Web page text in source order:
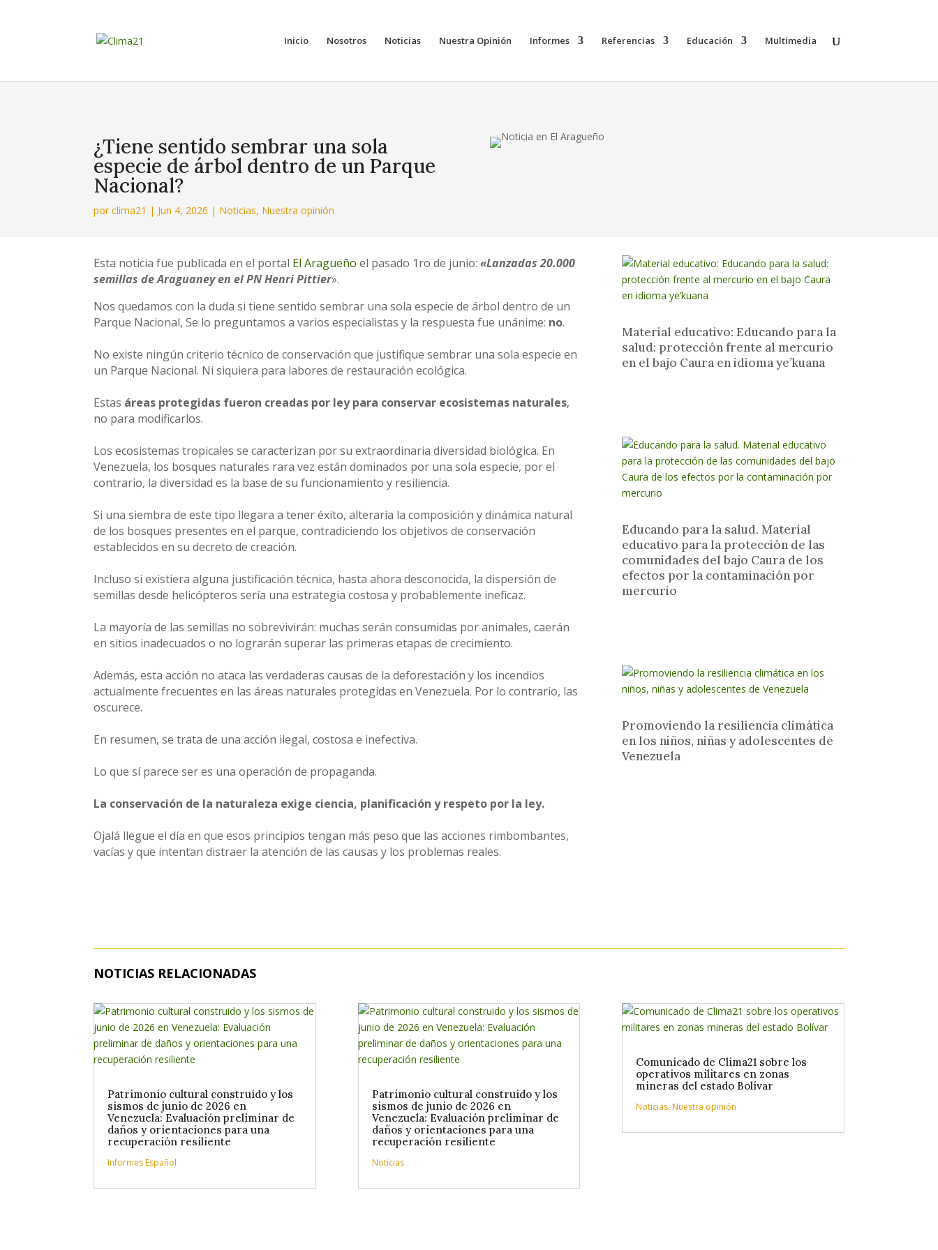
Inicio Nosotros Noticias Nuestra Opinión Informes Referencias Educación Multimedia
¿Tiene sentido sembrar una sola
especie de árbol dentro de un Parque
Nacional?
porclima21 | Jun 4, 2026 | Noticias, Nuestra opinión
Esta noticia fue publicada en el portal El Aragueñoel pasado 1ro de junio:«Lanzadas 20.000
semillas de Araguaney en el PN Henri Pittier».
Nos quedamos con la duda si tiene sentido sembrar una sola especie de árbol dentro de un
Parque Nacional, Se lo preguntamos a varios especialistas y la respuesta fue unánime: no.
No existe ningún criterio técnico de conservación que justifique sembrar una sola especie en
un Parque Nacional. Ni siquiera para labores de restauración ecológica.
Estas áreas protegidas fueron creadas por ley para conservar ecosistemas naturales,
no para modificarlos.
Los ecosistemas tropicales se caracterizan por su extraordinaria diversidad biológica. En
Venezuela, los bosques naturales rara vez están dominados por una sola especie, por el
contrario, la diversidad es la base de su funcionamiento y resiliencia.
Si una siembra de este tipo llegara a tener éxito, alteraría la composición y dinámica natural
de los bosques presentes en el parque, contradiciendo los objetivos de conservación
establecidos en su decreto de creación.
Incluso si existiera alguna justificación técnica, hasta ahora desconocida, la dispersión de
semillas desde helicópteros sería una estrategia costosa y probablemente ineficaz.
La mayoría de las semillas no sobrevivirán: muchas serán consumidas por animales, caerán
en sitios inadecuados o no lograrán superar las primeras etapas de crecimiento.
Además, esta acción no ataca las verdaderas causas de la deforestación y los incendios
actualmente frecuentes en las áreas naturales protegidas en Venezuela. Por lo contrario, las
oscurece.
En resumen, se trata de una acción ilegal, costosa e inefectiva.
Lo que sí parece ser es una operación de propaganda.
La conservación de la naturaleza exige ciencia, planificación y respeto por la ley.
Ojalá llegue el día en que esos principios tengan más peso que las acciones rimbombantes,
vacías y que intentan distraer la atención de las causas y los problemas reales.
Material educativo: Educando para la
salud: protección frente al mercurio
en el bajo Caura en idioma ye’kuana
Educando para la salud. Material
educativo para la protección de las
comunidades del bajo Caura de los
efectos por la contaminación por
mercurio
Promoviendo la resiliencia climática
en los niños, niñas y adolescentes de
Venezuela
NOTICIAS RELACIONADAS
Patrimonio cultural construido y los
sismos de junio de 2026 en
Venezuela: Evaluación preliminar de
daños y orientaciones para una
recuperación resiliente
Informes Español
Patrimonio cultural construido y los
sismos de junio de 2026 en
Venezuela: Evaluación preliminar de
daños y orientaciones para una
recuperación resiliente
Noticias
Comunicado de Clima21 sobre los
operativos militares en zonas
mineras del estado Bolívar
Noticias,Nuestra opinión